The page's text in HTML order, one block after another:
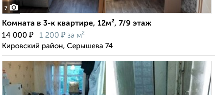
7
Комната в 3-к квартире, 12м², 7/9 этаж
14 000 ₽ 1 200 ₽ за м²
Кировский район, Серышева 74